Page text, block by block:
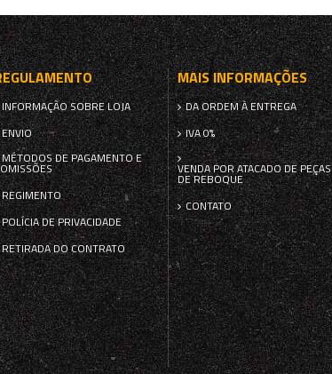
INFORMAÇÃO SOBRE LOJA
ENVIO
MÉTODOS DE PAGAMENTO E
REGIMENTO
POLÍCIA DE PRIVACIDADE
RETIRADA DO CONTRATO
MAIS INFORMAÇÕES
DA ORDEM À ENTREGA
IVA 0%
VENDA POR ATACADO DE PEÇAS
DE REBOQUE
CONTATO